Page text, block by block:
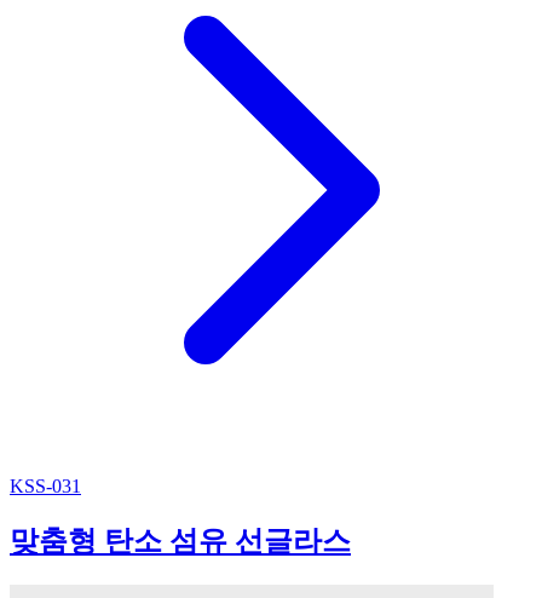
KSS-031
맞춤형 탄소 섬유 선글라스